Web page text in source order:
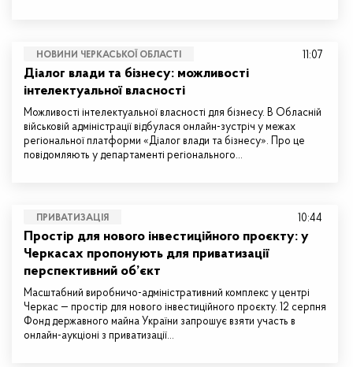
НОВИНИ ЧЕРКАСЬКОЇ ОБЛАСТІ
Діалог влади та бізнесу: можливості
інтелектуальної власності
Можливості інтелектуальної власності для бізнесу. В Обласній
військовій адміністрації відбулася онлайн-зустріч у межах
регіональної платформи «Діалог влади та бізнесу». Про це
повідомляють у департаменті регіонального…
11:07
ПРИВАТИЗАЦІЯ
Простір для нового інвестиційного проєкту: у
Черкасах пропонують для приватизації
перспективний об’єкт
Масштабний виробничо-адміністративний комплекс у центрі
Черкас — простір для нового інвестиційного проєкту. 12 серпня
Фонд державного майна України запрошує взяти участь в
онлайн-аукціоні з приватизації…
10:44